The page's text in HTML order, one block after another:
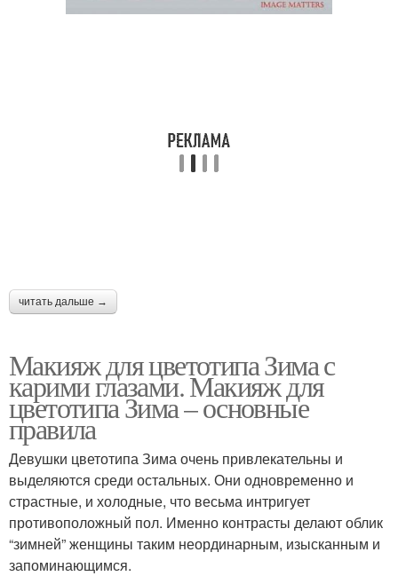
читать дальше →
Макияж для цветотипа Зима с
карими глазами. Макияж для
цветотипа Зима – основные
правила
Девушки цветотипа Зима очень привлекательны и
выделяются среди остальных. Они одновременно и
страстные, и холодные, что весьма интригует
противоположный пол. Именно контрасты делают облик
“зимней” женщины таким неординарным, изысканным и
запоминающимся.